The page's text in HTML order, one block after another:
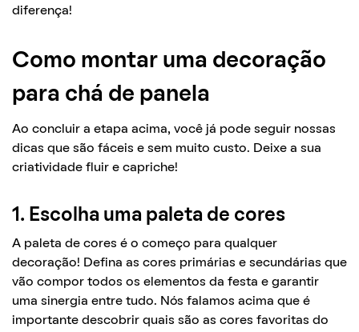
diferença!
Como montar uma decoração
para chá de panela
Ao concluir a etapa acima, você já pode seguir nossas
dicas que são fáceis e sem muito custo. Deixe a sua
criatividade fluir e capriche!
1. Escolha uma paleta de cores
A paleta de cores é o começo para qualquer
decoração! Defina as cores primárias e secundárias que
vão compor todos os elementos da festa e garantir
uma sinergia entre tudo. Nós falamos acima que é
importante descobrir quais são as cores favoritas do